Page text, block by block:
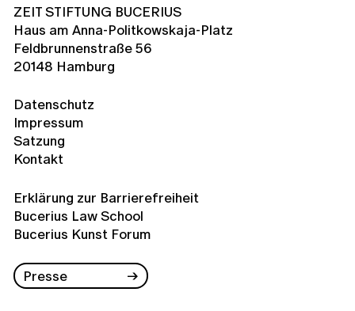
ZEIT STIFTUNG BUCERIUS
Haus am Anna-Politkowskaja-Platz
Feldbrunnenstraße 56
20148 Hamburg
Datenschutz
Impressum
Satzung
Kontakt
Erklärung zur Barrierefreiheit
Bucerius Law School
Bucerius Kunst Forum
Presse